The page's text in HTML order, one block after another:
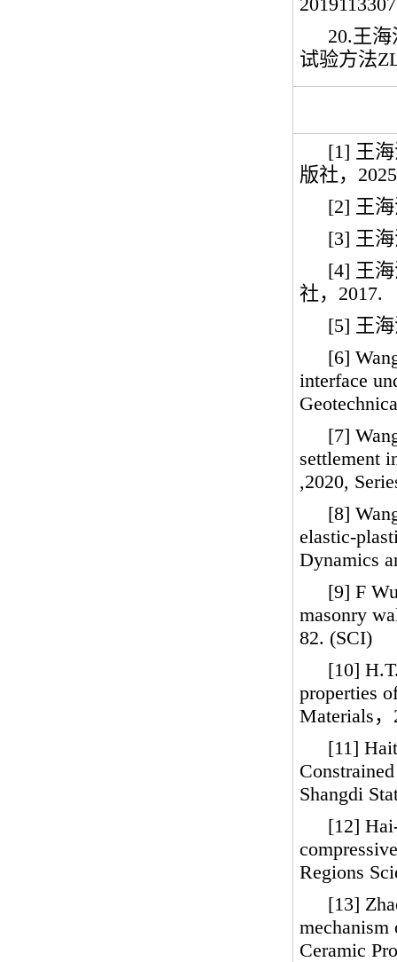
20.王
试验方法
[1] 王
版社，
[2] 王
[3] 王
[4] 王
社， 2017.
[5] 王
[6]
interface
[7]
settlement
,2020,
[8]
elastic-
Dynamics
[9] F
masonry
82. (SCI)
[10]
properties
Materials，
[11]
Shangdi
[12]
Regions
[13]
mechanism
Ceramic